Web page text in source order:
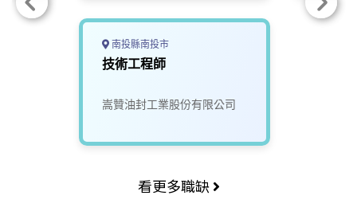
南投縣南投市
技術工程師
嵩贊油封工業股份有限公司
看更多職缺